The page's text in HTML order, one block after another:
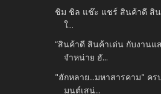
ชิม ชิล แช๊ะ แชร์ สินค้าดี สิน
ใ...
“สินค้าดี สินค้าเด่น กับงานแ
จำหน่าย ฮั...
"ฮักหลาย...มหาสารคาม" คร
มนต์เสน่...